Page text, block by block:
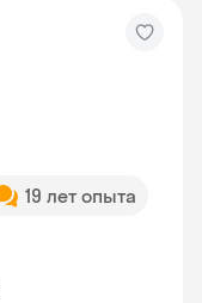
19 лет опыта